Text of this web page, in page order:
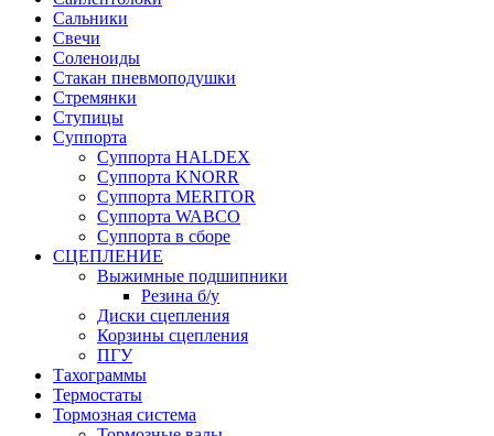
Сальники
Свечи
Соленоиды
Стакан пневмоподушки
Стремянки
Ступицы
Суппорта
Суппорта HALDEX
Суппорта KNORR
Суппорта MERITOR
Суппорта WABCO
Суппорта в сборе
СЦЕПЛЕНИЕ
Выжимные подшипники
Резина б/у
Диски сцепления
Корзины сцепления
ПГУ
Тахограммы
Термостаты
Тормозная система